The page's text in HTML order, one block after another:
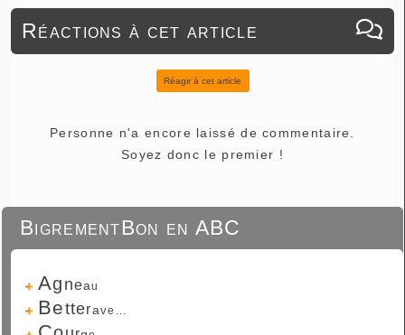
BigrementBon en ABC
Ag neau
Betterave...
Réactions à cet article
Réagir à cet article
Personne n'a encore laissé de commentaire.
Soyez donc le premier !